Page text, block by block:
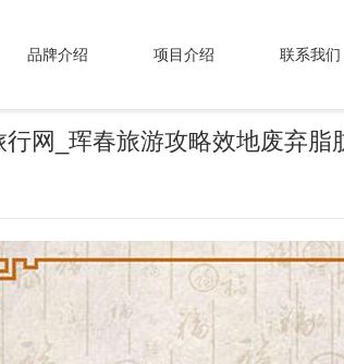
品牌介绍 项目介绍 联系我们
网_珲春旅游攻略效地废弃脂